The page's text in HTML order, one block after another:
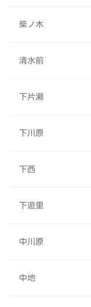
柴ノ木
清水前
下片瀬
下川原
下西
下遊里
中川原
中地